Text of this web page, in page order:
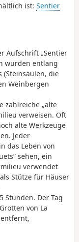
ist: Sentier
Aufschrift „Sentier
wurden entlang
(Steinsäulen, die
Weinbergen
zahlreiche „alte
verweisen. Oft
alte Werkzeuge
Jeder
das Leben von
sehen, ein
verwendet
Stütze für Häuser
Stunden. Der Tag
von La